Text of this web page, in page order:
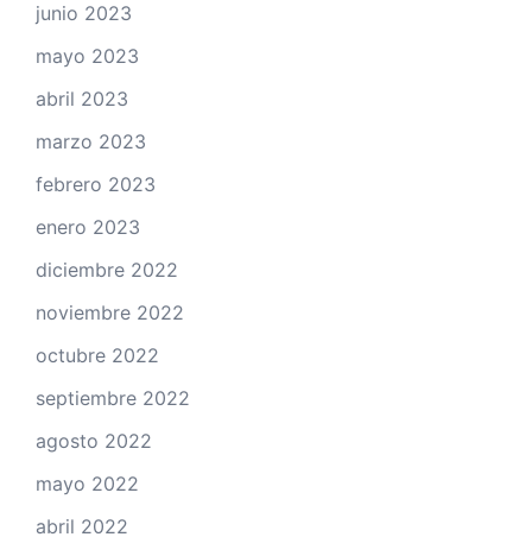
junio 2023
mayo 2023
abril 2023
marzo 2023
febrero 2023
enero 2023
diciembre 2022
noviembre 2022
octubre 2022
septiembre 2022
agosto 2022
mayo 2022
abril 2022